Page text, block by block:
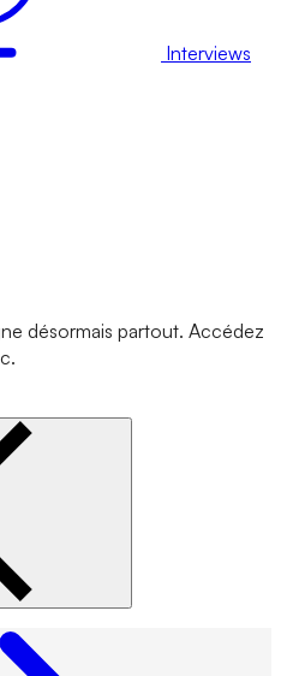
Interviews
désormais partout. Accédez